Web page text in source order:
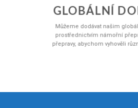
GLOBÁLNÍ
Můžeme dodávat našim
prostřednictvím námořní
přepravy, abychom vyhověli